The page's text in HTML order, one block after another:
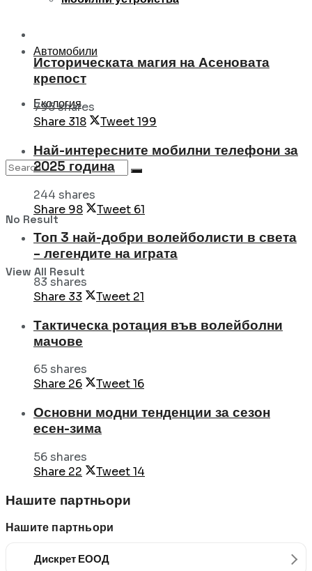
Автомобили
Екология
No Result
View All Result
Историческата магия на Асеновата
крепост
795 shares
Share 318 Tweet199
Най-интересните мобилни телефони за
2025 година
244 shares
Share 98 Tweet 61
Топ 3 най-добри волейболисти в света
– легендите на играта
83 shares
Share 33 Tweet 21
Тактическа ротация във волейболни
мачове
65 shares
Share 26 Tweet16
Основни модни тенденции за сезон
есен-зима
56 shares
Share 22 Tweet14
Нашите партньори
Нашите партньори
Дискрет ЕООД